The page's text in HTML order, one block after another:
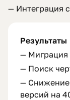
— Интеграция
Результаты
— Миграция
— Поиск
— Снижение
версий на